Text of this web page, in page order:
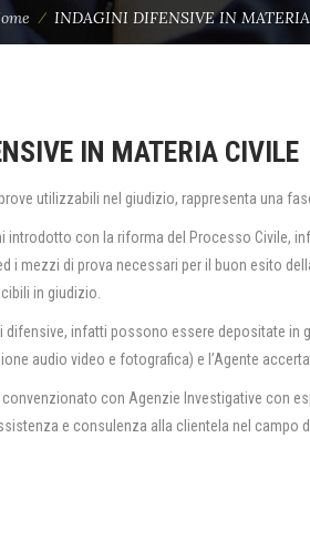
⁄ INDAGINI DIFENSIVE IN
IN MATERIA CIVILE
utilizzabili nel giudizio, rappresenta una
introdotto con la riforma del Processo Civile,
i mezzi di prova necessari per il buon esito
in giudizio.
difensive, infatti possono essere depositate
audio video e fotografica) e l’Agente
convenzionato con Agenzie Investigative con
e consulenza alla clientela nel